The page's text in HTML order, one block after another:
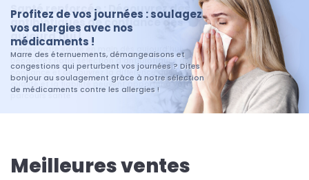
Santé renforcée : Découvrez des
antibiotiques de confiance dès
aujourd'hui !
Prenez votre santé en main dès aujourd'hui.
Découvrez notre sélection d'antibiotiques de
confiance et découvrez la différence que la
qualité et la fiabilité peuvent apporter à votre
parcours santé
Meilleures ventes